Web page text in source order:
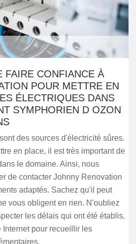
FAIRE CONFIANCE À
POUR METTRE EN
ÉLECTRIQUES DANS
SYMPHORIEN D OZON
des sources d'électricité sûres.
en place, il est très important de
le domaine. Ainsi, nous
de contacter Johnny Renovation
adaptés. Sachez qu'il peut
vous obligent en rien. N'oubliez
les délais qui ont été établis.
pour recueillir les